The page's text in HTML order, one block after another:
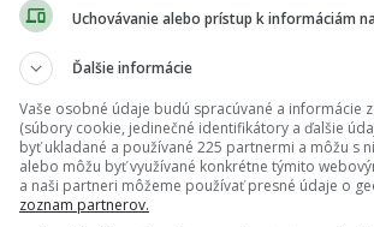
A odtiaľ už len nájsť si
životopismi v ruke,“
pretože som chcel
Po siedmich
zlepšovaniu sa prišla
Uchovávanie alebo prístup k informáciám
Ďalšie informácie
Vaše osobné údaje budú spracúvané a informácie
(súbory cookie, jedinečné identifikátory a ďalšie
byť ukladané a používané 225 partnermi a môžu s
alebo môžu byť využívané konkrétne týmito
a naši partneri môžeme používať presné údaje o
zoznam partnerov.